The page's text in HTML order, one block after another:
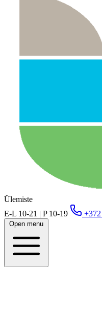
Ülemiste
E-L 10-21 | P 10-19
Open menu